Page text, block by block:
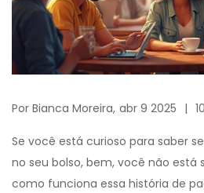
Por Bianca Moreira, abr 9 2025
Se você está curioso para saber
no seu bolso, bem, você não está
como funciona essa história de